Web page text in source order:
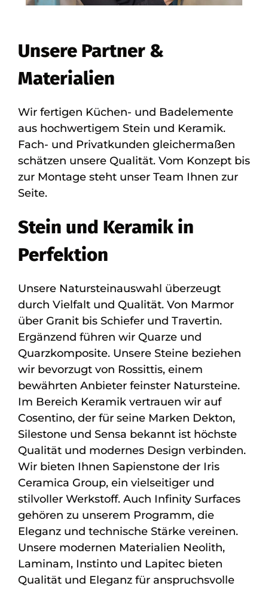
Unsere Partner &
Materialien
Wir fertigen Küchen- und Badelemente
aus hochwertigem Stein und Keramik.
Fach- und Privatkunden gleichermaßen
schätzen unsere Qualität. Vom Konzept bis
zur Montage steht unser Team Ihnen zur
Seite.
Stein und Keramik in
Perfektion
Unsere Natursteinauswahl überzeugt
durch Vielfalt und Qualität. Von Marmor
über Granit bis Schiefer und Travertin.
Ergänzend führen wir Quarze und
Quarzkomposite. Unsere Steine beziehen
wir bevorzugt von Rossittis, einem
bewährten Anbieter feinster Natursteine.
Im Bereich Keramik vertrauen wir auf
Cosentino, der für seine Marken Dekton,
Silestone und Sensa bekannt ist höchste
Qualität und modernes Design verbinden.
Wir bieten Ihnen Sapienstone der Iris
Ceramica Group, ein vielseitiger und
stilvoller Werkstoff. Auch Infinity Surfaces
gehören zu unserem Programm, die
Eleganz und technische Stärke vereinen.
Unsere modernen Materialien Neolith,
Laminam, Instinto und Lapitec bieten
Qualität und Eleganz für anspruchsvolle